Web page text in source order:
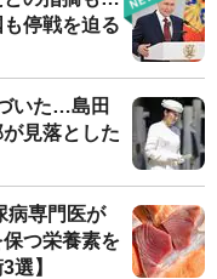
停戦を迫る
いた…島田
見落とした
病専門医が
つ栄養素を
選】